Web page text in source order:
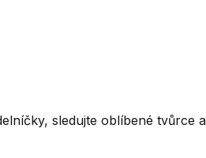
sledujte oblíbené tvůrce